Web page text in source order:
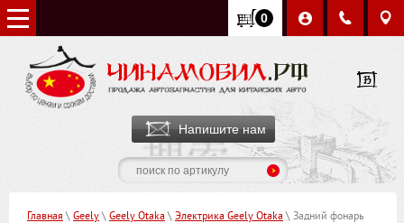
0
Напишите нам
Главная \ Geely \ Geely Otaka \ Электрика Geely Otaka \ Задний фонарь